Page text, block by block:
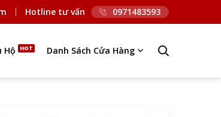
Hotline tư vấn 0971483593
Hộ Danh Sách Cửa Hàng